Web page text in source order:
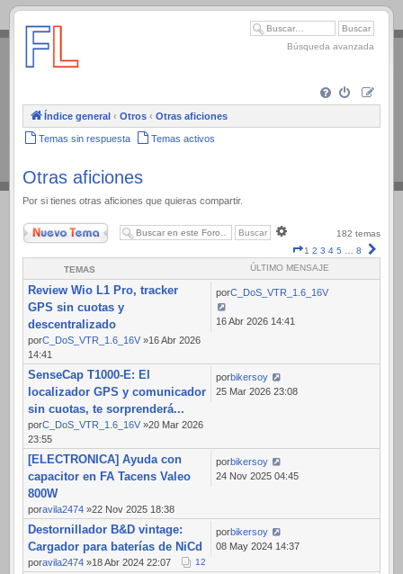
.
Búsqueda avanzada
Índice general ‹ Otros ‹ Otras aficiones
Temas sin respuesta Temas activos
Otras aficiones
Por si tienes otras aficiones que quieras compartir.
Nuevo Tema
avanzada
182 temas
Página
8
1 2 3 4 5 8
TEMAS ÚLTIMO MENSAJE
Review Wio L1 Pro, tracker
GPS sin cuotas y
descentralizado
porC_DoS_VTR_1.6_16V »16 Abr 2026
14:41
porC_DoS_VTR_1.6_16V
16 Abr 2026 14:41
SenseCap T1000-E: El
localizador GPS y comunicador
sin cuotas, te sorprenderá...
porC_DoS_VTR_1.6_16V »20 Mar 2026
23:55
porbikersoy
25 Mar 2026 23:08
[ELECTRONICA] Ayuda con
capacitor en FA Tacens Valeo
800W
poravila2474 »22 Nov 2025 18:38
porbikersoy
24 Nov 2025 04:45
Destornillador B&D vintage:
Cargador para baterías de NiCd
poravila2474 »18 Abr 2024 22:07 12
porbikersoy
08 May 2024 14:37